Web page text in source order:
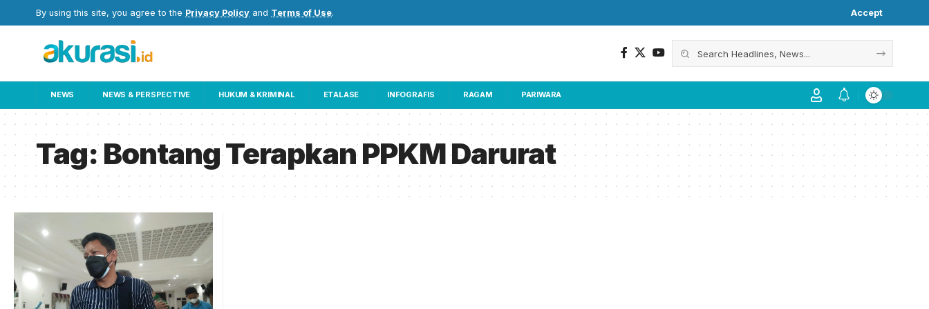
By using this site, you agree to the Privacy Policy and Terms of Use. Accept
NEWS NEWS & PERSPECTIVE HUKUM & KRIMINAL ETALASE INFOGRAFIS RAGAM PARIWARA
Tag:Bontang Terapkan PPKM Darurat